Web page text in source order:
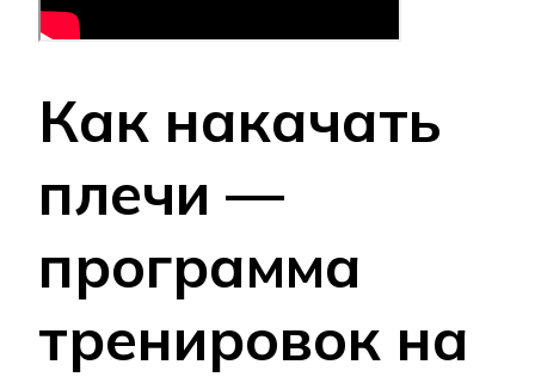
Как накачать
плечи —
программа
тренировок на